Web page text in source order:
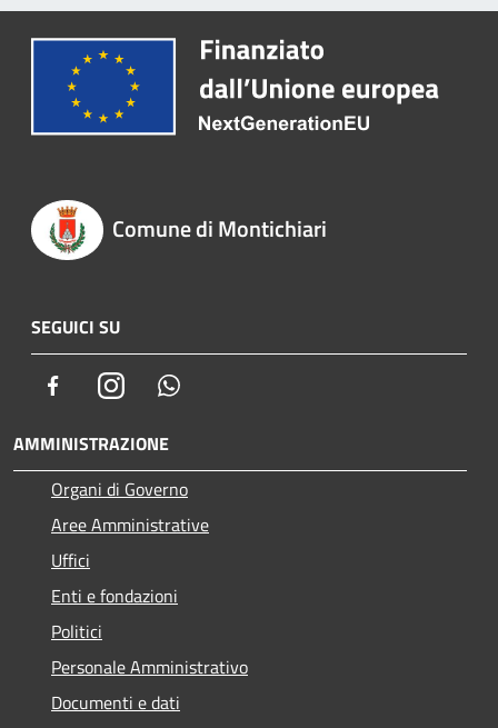
Comune di Montichiari
SEGUICI SU
FacebookInstagram
AMMINISTRAZIONE
Organi di Governo
Aree Amministrative
Uffici
Enti e fondazioni
Politici
Personale Amministrativo
Documenti e dati